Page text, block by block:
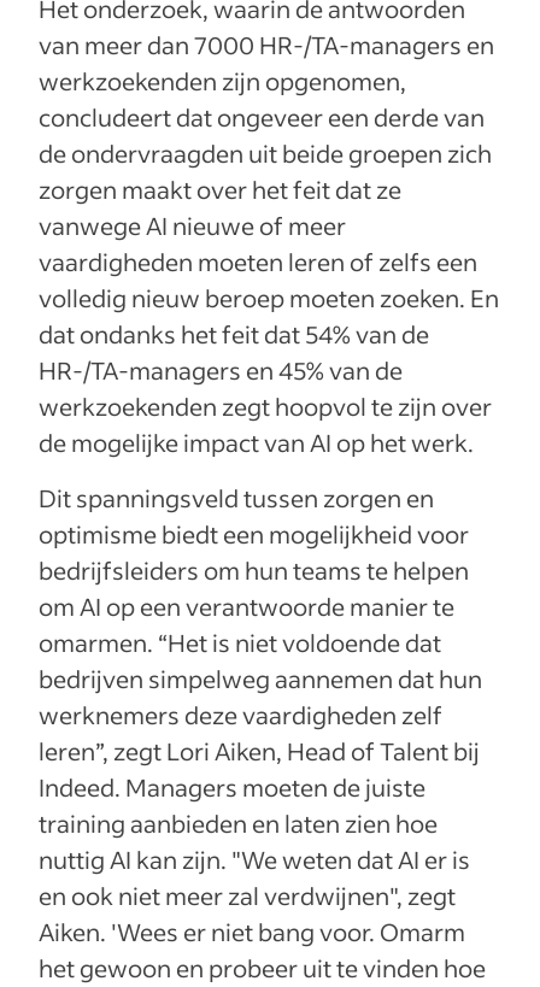
Het onderzoek, waarin de antwoorden
van meer dan 7000 HR-/TA-managers en
werkzoekenden zijn opgenomen,
concludeert dat ongeveer een derde van
de ondervraagden uit beide groepen zich
zorgen maakt over het feit dat ze
vanwege AI nieuwe of meer
vaardigheden moeten leren of zelfs een
volledig nieuw beroep moeten zoeken. En
dat ondanks het feit dat 54% van de
HR-/TA-managers en 45% van de
werkzoekenden zegt hoopvol te zijn over
de mogelijke impact van AI op het werk.
Dit spanningsveld tussen zorgen en
optimisme biedt een mogelijkheid voor
bedrijfsleiders om hun teams te helpen
om AI op een verantwoorde manier te
omarmen. “Het is niet voldoende dat
bedrijven simpelweg aannemen dat hun
werknemers deze vaardigheden zelf
leren”, zegt Lori Aiken, Head of Talent bij
Indeed. Managers moeten de juiste
training aanbieden en laten zien hoe
nuttig AI kan zijn. "We weten dat AI er is
en ook niet meer zal verdwijnen", zegt
Aiken. 'Wees er niet bang voor. Omarm
het gewoon en probeer uit te vinden hoe